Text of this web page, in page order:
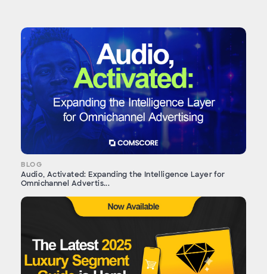
BLOG
Audio, Activated: Expanding the Intelligence Layer for
Omnichannel Advertis...